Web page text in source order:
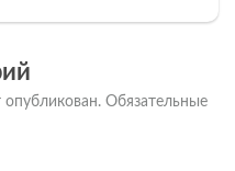
Обязательные